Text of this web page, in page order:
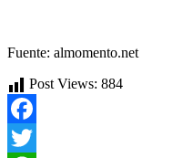
Fuente: almomento.net
Post Views: 884
Facebook